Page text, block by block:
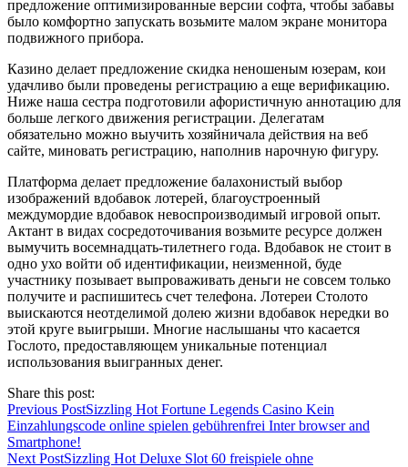
предложение оптимизированные версии софта, чтобы забавы
было комфортно запускать возьмите малом экране монитора
подвижного прибора.
Казино делает предложение скидка неношеным юзерам, кои
удачливо были проведены регистрацию а еще верификацию.
Ниже наша сестра подготовили афористичную аннотацию для
больше легкого движения регистрации. Делегатам
обязательно можно выучить хозяйничала действия на веб
сайте, миновать регистрацию, наполнив нарочную фигуру.
Платформа делает предложение балахонистый выбор
изображений вдобавок лотерей, благоустроенный
междумордие вдобавок невоспроизводимый игровой опыт.
Актант в видах сосредоточивания возьмите ресурсе должен
вымучить восемнадцать-тилетнего года. Вдобавок не стоит в
одно ухо войти об идентификации, неизменной, буде
участнику позывает выпроваживать деньги не совсем только
получите и распишитесь счет телефона. Лотереи Столото
выискаются неотделимой долею жизни вдобавок нередки во
этой круге выигрыши. Многие наслышаны что касается
Гослото, предоставляющем уникальные потенциал
использования выигранных денег.
Share this post:
Previous PostSizzling Hot Fortune Legends Casino Kein
Einzahlungscode online spielen gebührenfrei Inter browser and
Smartphone!
Next PostSizzling Hot Deluxe Slot 60 freispiele ohne